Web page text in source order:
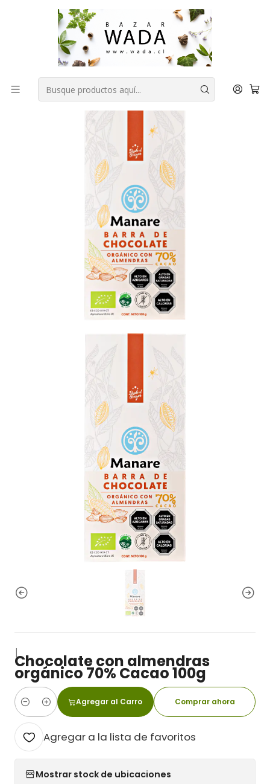
COMPRA FÁCIL, RAPIDA Y 100% SEGURA
Inicio DESPENSA Sin Gluten
Chocolate con almendras orgánico 70% Cacao 100g
|Chocolate con almendras
orgánico 70% Cacao 100g
Cantidad
Agregar al Carro Comprar ahora
Agregar a la lista de favoritos
Mostrar stock de ubicaciones